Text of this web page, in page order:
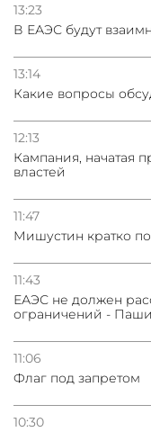
13:23
В ЕАЭС будут
13:14
Какие вопросы
12:13
Кампания, начатая
властей
11:47
Мишустин кратко
11:43
ЕАЭС не должен
ограничений -
11:06
Флаг под запретом
10:30